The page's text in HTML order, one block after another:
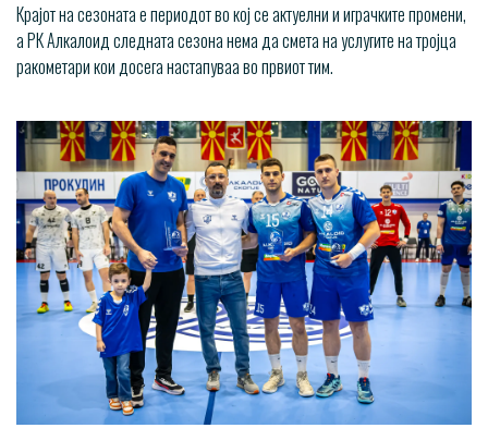
Крајот на сезоната е периодот во кој се актуелни и играчките промени,
а РК Алкалоид следната сезона нема да смета на услугите на тројца
ракометари кои досега настапуваа во првиот тим.